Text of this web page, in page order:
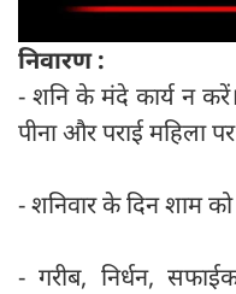
निवारण :
- शनि के मंदे कार्य न
पीना और पराई महिला
- शनिवार के दिन शाम
- गरीब, निर्धन,